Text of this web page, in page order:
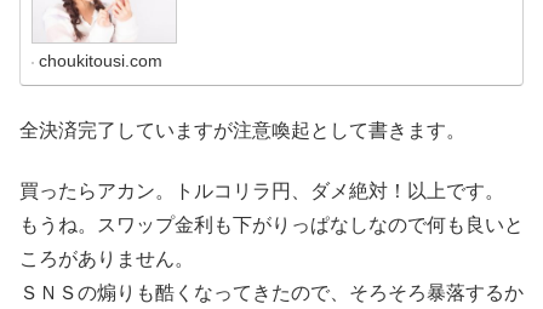
choukitousi.com
全決済完了していますが注意喚起として書きます。
買ったらアカン。トルコリラ円、ダメ絶対！以上です。
もうね。スワップ金利も下がりっぱなしなので何も良いと
ころがありません。
ＳＮＳの煽りも酷くなってきたので、そろそろ暴落するか